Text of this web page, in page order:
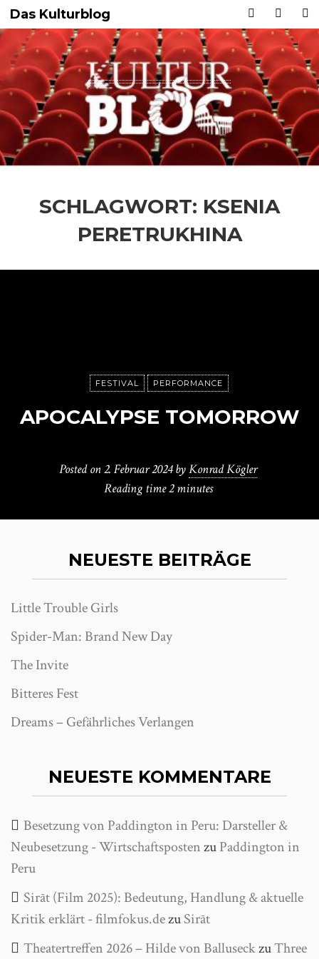
Das Kulturblog
SCHLAGWORT: KSENIA
PERETRUKHINA
FESTIVAL PERFORMANCE
APOCALYPSE TOMORROW
Posted on2. Februar 2024 byKonrad Kögler
Reading time2 minutes
NEUESTE BEITRÄGE
Little Trouble Girls
Spider-Man: Brand New Day
The Invite
Bitteres Fest
Dreams – Gefährliches Verlangen
NEUESTE KOMMENTARE
Besetzung von Paddington in Peru: Darsteller &
Neubesetzung - WirtschaftspostenzuPaddington in
Peru
Sirāt (Film 2025): Bedeutung, Handlung & aktuelle
Kritik erklärt - filmfokus.dezuSirāt
Theatertreffen 2026 – Hilde von BalluseckzuThree